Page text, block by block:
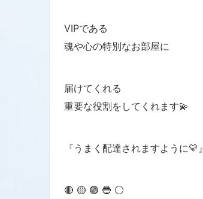
VIPである
魂や心の特別なお部屋に
届けてくれる
重要な役割をしてくれます💫
『うまく配達されますように💛』
🔴 🟡 🟢 🔵 ⚪️